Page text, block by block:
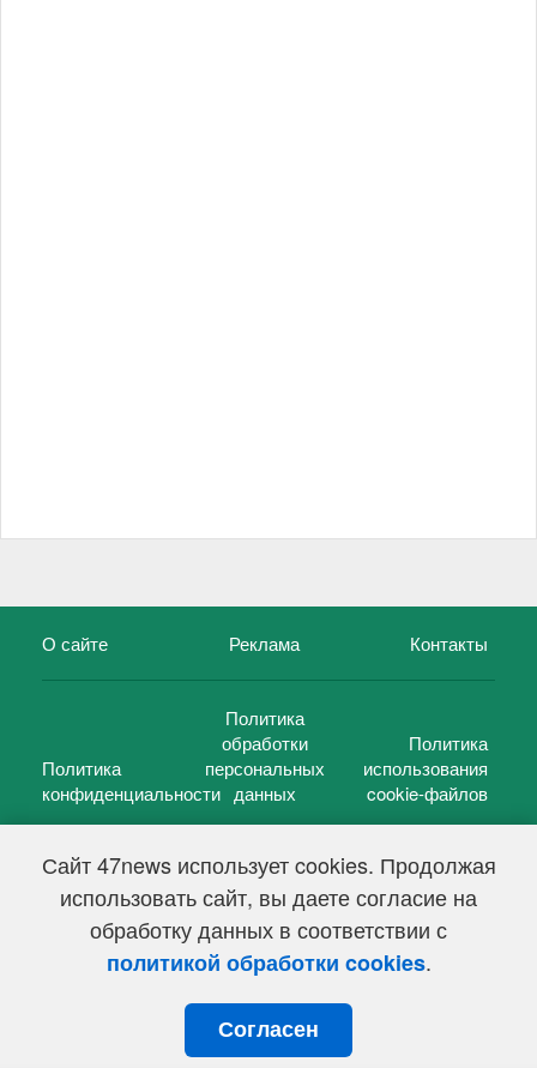
Сайт 47news использует cookies. Продолжая
использовать сайт, вы даете согласие на
обработку данных в соответствии с
политикой обработки cookies.
Согласен
О сайте Реклама Контакты
Политика
конфиденциальности
Политика
обработки
персональных
данных
Политика
использования
cookie-файлов
47 новостей (47 news)2005 — 2026 г.
Свидетельство о регистрации СМИ Эл № ФС 77-39848, выдано
Федеральной службой по надзору в сфере связи,
информационных технологий и массовых коммуникаций